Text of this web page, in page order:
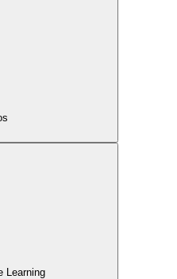
Learning